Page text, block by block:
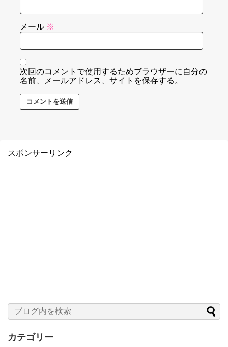
メール ※
次回のコメントで使用するためブラウザーに自分の
名前、メールアドレス、サイトを保存する。
スポンサーリンク
カテゴリー